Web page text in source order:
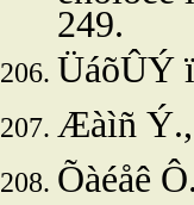
249.
ÜáõÛÝ
Æàìñ Ý.,
Õàéåê